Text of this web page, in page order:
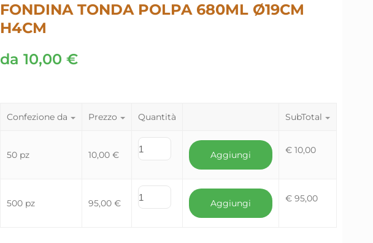
FONDINA TONDA POLPA 680ML Ø19CM
H4CM
da10,00€
Confezione da Prezzo Quantità SubTotal
50 pz 10,00€ Aggiungi €10,00
500 pz 95,00€ Aggiungi €95,00